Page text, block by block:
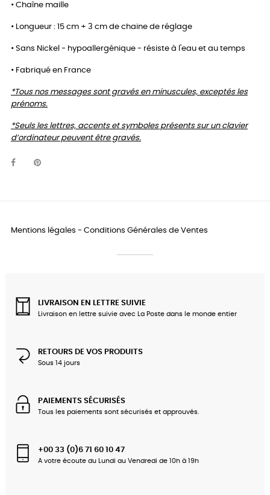
• Chaîne maille
• Longueur : 15 cm + 3 cm de chaine de réglage
• Sans Nickel - hypoallergénique - résiste à l'eau et au temps
• Fabriqué en France
*Tous nos messages sont gravés en minuscules, exceptés les
prénoms.
*Seuls les lettres, accents et symboles présents sur un clavier
d’ordinateur peuvent être gravés.
Mentions légales - Conditions Générales de Ventes
LIVRAISON EN LETTRE SUIVIE
Livraison en lettre suivie avec La Poste dans le monde entier
RETOURS DE VOS PRODUITS
Sous 14 jours
PAIEMENTS SÉCURISÉS
Tous les paiements sont sécurisés et approuvés.
+00 33 (0)6 71 60 10 47
A votre écoute du Lundi au Vendredi de 10h à 19h